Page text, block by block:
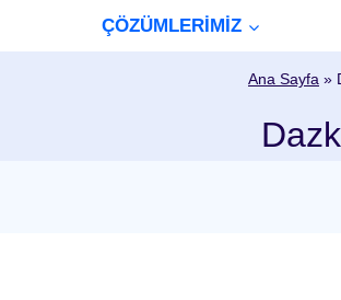
ÇÖZÜMLERİMİZ
Ana Sayfa »